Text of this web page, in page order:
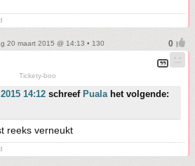
20 maart 2015 @ 14:13 • 130
Tickety-boo
14:12 schreef Pualahet volgende:
reeks verneukt